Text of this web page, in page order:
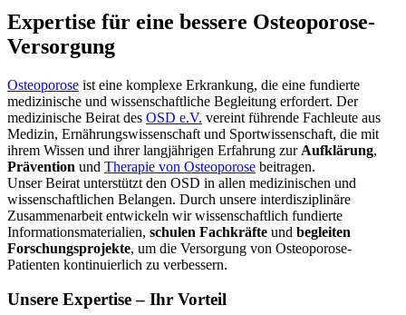
Expertise für eine bessere Osteoporose-
Versorgung
Osteoporose ist eine komplexe Erkrankung, die eine fundierte
medizinische und wissenschaftliche Begleitung erfordert. Der
medizinische Beirat des OSD e.V. vereint führende Fachleute aus
Medizin, Ernährungswissenschaft und Sportwissenschaft, die mit
ihrem Wissen und ihrer langjährigen Erfahrung zur Aufklärung,
Prävention und Therapie von Osteoporose beitragen.
Unser Beirat unterstützt den OSD in allen medizinischen und
wissenschaftlichen Belangen. Durch unsere interdisziplinäre
Zusammenarbeit entwickeln wir wissenschaftlich fundierte
Informationsmaterialien, schulen Fachkräfte und begleiten
Forschungsprojekte, um die Versorgung von Osteoporose-
Patienten kontinuierlich zu verbessern.
Unsere Expertise – Ihr Vorteil